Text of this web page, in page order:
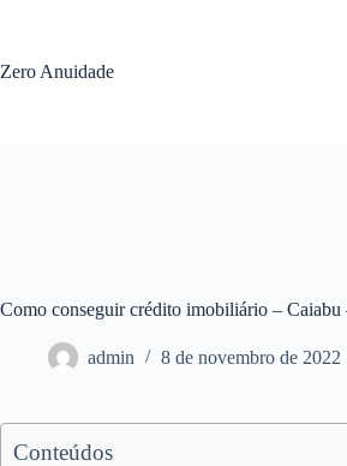
conteúdo
Zero Anuidade
Como conseguir crédito imobiliário – Caiabu
admin 8 de novembro de 2022
Conteúdos